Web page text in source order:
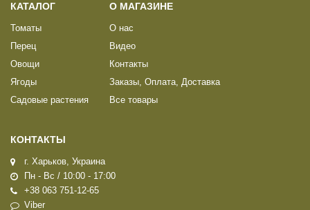
КАТАЛОГ
Томаты
Перец
Овощи
Ягоды
Садовые растения
О МАГАЗИНЕ
О нас
Видео
Контакты
Заказы, Оплата, Доставка
Все товары
КОНТАКТЫ
г. Харьков, Украина
Пн - Вс / 10:00 - 17:00
+38 063 751-12-65
Viber